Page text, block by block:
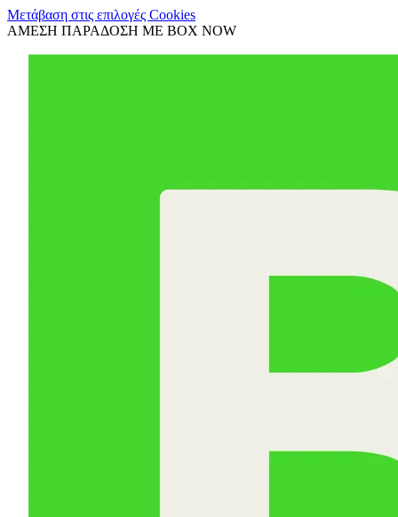
Μετάβαση στις επιλογές Cookies
ΑΜΕΣΗ ΠΑΡΑΔΟΣΗ ΜΕ BOX NOW